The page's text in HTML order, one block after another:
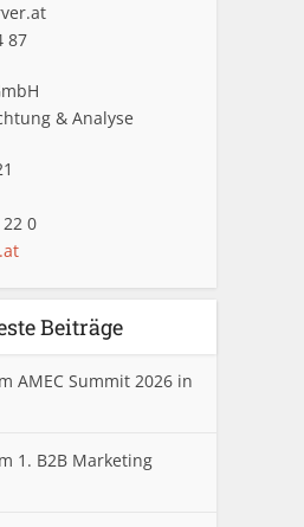
87
& Analyse
0
Beiträge
AMEC Summit 2026 in
1. B2B Marketing